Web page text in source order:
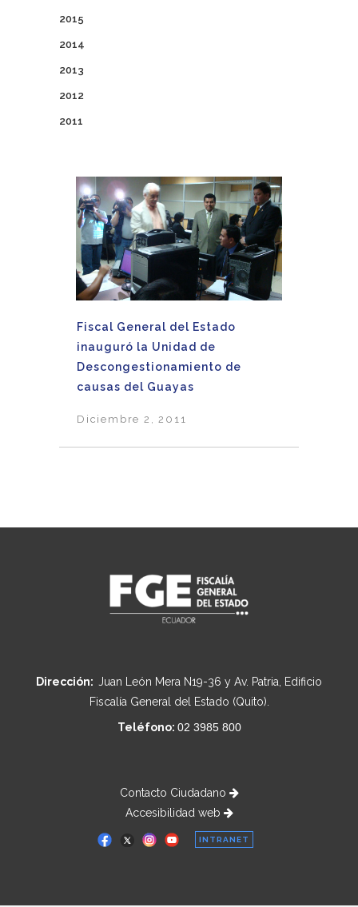
2015
2014
2013
2012
2011
Fiscal General del Estado
inauguró la Unidad de
Descongestionamiento de
causas del Guayas
Diciembre 2, 2011
Dirección: Juan León Mera N19-36 y Av. Patria, Edificio
Fiscalía General del Estado (Quito).
Teléfono: 02 3985 800
Contacto Ciudadano
Accesibilidad web
INTRANET